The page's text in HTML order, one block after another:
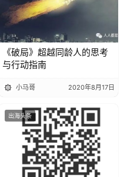
《破局》超越同龄人的思考
与行动指南
小马哥 2020年8月17日
出海头条